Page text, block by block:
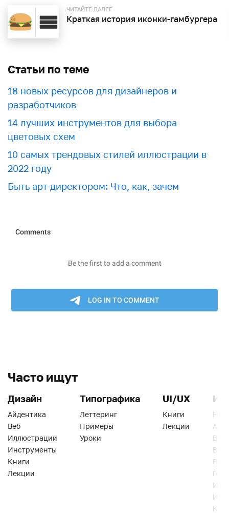
ЧИТАЙТЕ ДАЛЕЕ
Краткая история иконки-гамбургера
Статьи по теме
18 новых ресурсов для дизайнеров и
разработчиков
​​14 лучших инструментов для выбора
цветовых схем
10 самых трендовых стилей иллюстрации в
2022 году
Быть арт-директором: Что, как, зачем
Часто ищут
Дизайн
Айдентика
Веб
Иллюстрации
Инструменты
Книги
Лекции
Типографика
Леттеринг
Примеры
Уроки
UI/UX
Книги
Лекции
Веб